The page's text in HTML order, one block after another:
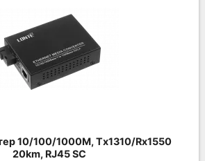
10/100/1000M, Tx1310/Rx1550
20km, RJ45 SC